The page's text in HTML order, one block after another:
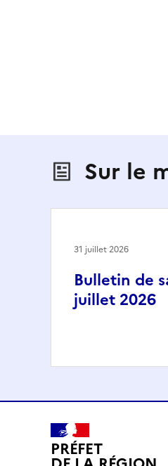
Sur le
Bulletin de
juillet 2026
31 juillet 2026
PRÉFET